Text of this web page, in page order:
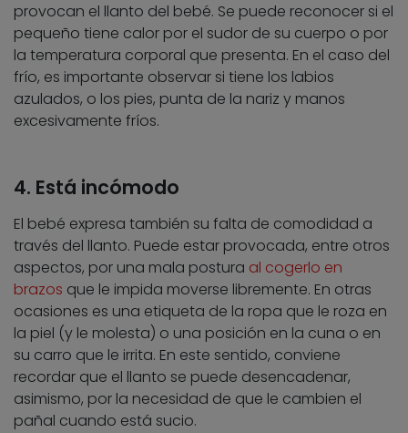
provocan el llanto del bebé. Se puede reconocer si el
pequeño tiene calor por el sudor de su cuerpo o por
la temperatura corporal que presenta. En el caso del
frío, es importante observar si tiene los labios
azulados, o los pies, punta de la nariz y manos
excesivamente fríos.
4. Está incómodo
El bebé expresa también su falta de comodidad a
través del llanto. Puede estar provocada, entre otros
aspectos, por una mala postura al cogerlo en
brazos que le impida moverse libremente. En otras
ocasiones es una etiqueta de la ropa que le roza en
la piel (y le molesta) o una posición en la cuna o en
su carro que le irrita. En este sentido, conviene
recordar que el llanto se puede desencadenar,
asimismo, por la necesidad de que le cambien el
pañal cuando está sucio.